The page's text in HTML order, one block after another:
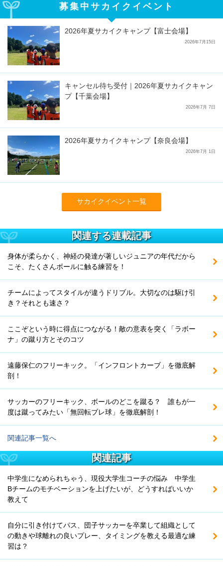
募集中サカイクイベント
2026年夏サカイクキャンプ【富士会場】
2026年7月15日
キャンセル待ち受付｜2026年夏サカイクキャン
プ【千葉会場】
2026年7月 7日
2026年夏サカイクキャンプ【奈良会場】
2026年7月 1日
サカイクイベント一覧
関連する連載記事
身体が柔らかく、神経の発達が著しいジュニアの年代だから
こそ、たくさんボールに触る練習を！
チームによってスタイルが違うドリブル。大切なのは駆け引
き？それとも速さ？
ここぞという時に得点につながる！敵の意表を突く「ラボー
ナ」の蹴り方とそのコツ
遠藤保仁のフリーキック。「インフロントカーブ」を徹底解
剖！
サッカーのフリーキック、ボールのどこを蹴る？ 誰もが一
度は蹴ってみたい「無回転ブレ球」を徹底解剖！
関連記事一覧へ
関連記事
中学生になめられちゃう、現役大学生コーチの悩み 中学生
Bチームのモチベーションを上げたいが、どうすればいいか
教えて
自分に引き付けてパス、団子サッカーを卒業して組織として
の動きや球離れの良いプレー、タイミングを教える最適な練
習は？